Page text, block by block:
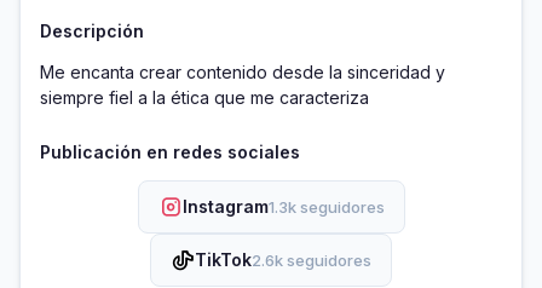
Descripción
Me encanta crear contenido desde la sinceridad y
siempre fiel a la ética que me caracteriza
Publicación en redes sociales
Instagram1.3k seguidores
TikTok2.6k seguidores